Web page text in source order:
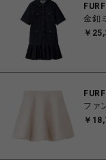
金釦
￥
ファ
￥